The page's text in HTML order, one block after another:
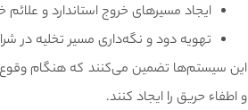
ایجاد مسیرهای خروج استاندارد و
تهویه دود و نگه‌داری مسیر تخلیه در
این سیستم‌ها تضمین می‌کنند که هنگام
و اطفاء حریق را ایجاد کنند.